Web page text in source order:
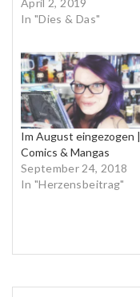
In "Dies & Das"
Im August eingezogen |
Comics & Mangas
September 24, 2018
In "Herzensbeitrag"